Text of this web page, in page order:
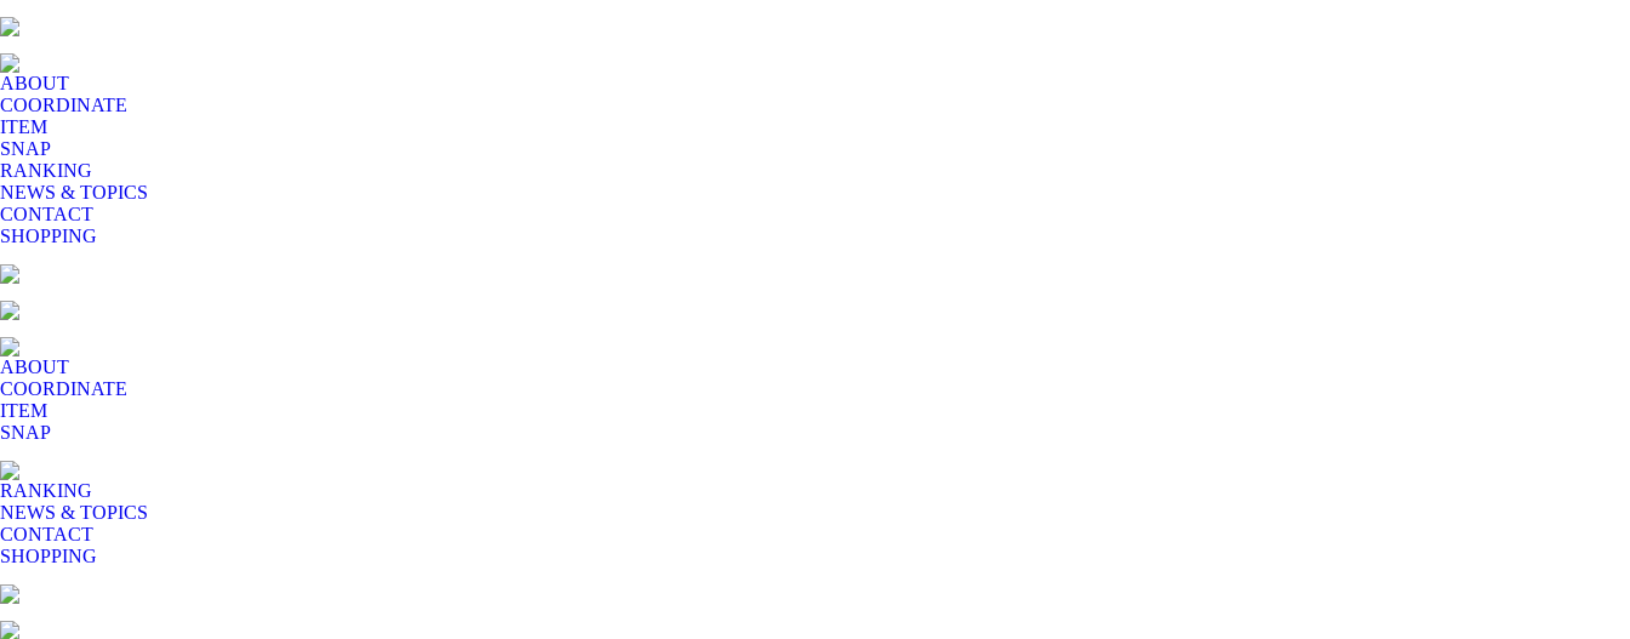
ABOUT
COORDINATE
ITEM
SNAP
RANKING
NEWS & TOPICS
CONTACT
SHOPPING
ABOUT
COORDINATE
ITEM
SNAP
RANKING
NEWS & TOPICS
CONTACT
SHOPPING